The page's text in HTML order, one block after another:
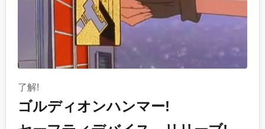
了解!
ゴルディオンハンマー!